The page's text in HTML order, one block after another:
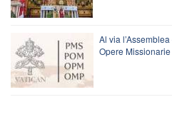
Al via
Opere Missionarie